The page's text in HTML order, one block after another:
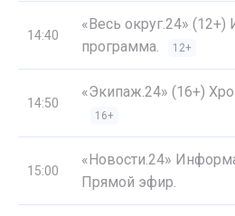
14:40
«Весь округ.24»
программа.
12+
14:50
«Экипаж.24» (16+)
16+
15:00
«Новости.24»
Прямой эфир.